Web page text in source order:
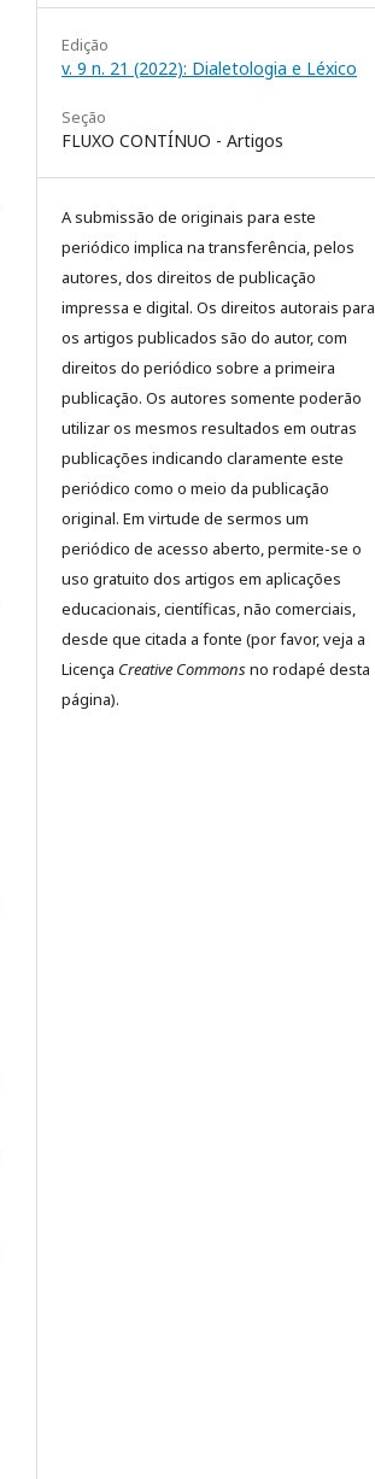
Edição
v. 9 n. 21 (2022): Dialetologia e Léxico
Seção
FLUXO CONTÍNUO - Artigos
A submissão de originais para este
periódico implica na transferência, pelos
autores, dos direitos de publicação
impressa e digital. Os direitos autorais para
os artigos publicados são do autor, com
direitos do periódico sobre a primeira
publicação. Os autores somente poderão
utilizar os mesmos resultados em outras
publicações indicando claramente este
periódico como o meio da publicação
original. Em virtude de sermos um
periódico de acesso aberto, permite-se o
uso gratuito dos artigos em aplicações
educacionais, científicas, não comerciais,
desde que citada a fonte (por favor, veja a
Licença Creative Commonsno rodapé desta
página).